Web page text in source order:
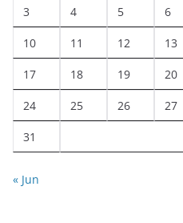
3 4 5 6
10 11 12 13
17 18 19 20
24 25 26 27
31
« Jun